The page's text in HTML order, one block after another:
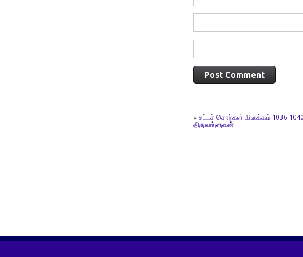
« சட்டச் சொற்கள் விளக்கம் 1036-
திருவள்ளுவன்